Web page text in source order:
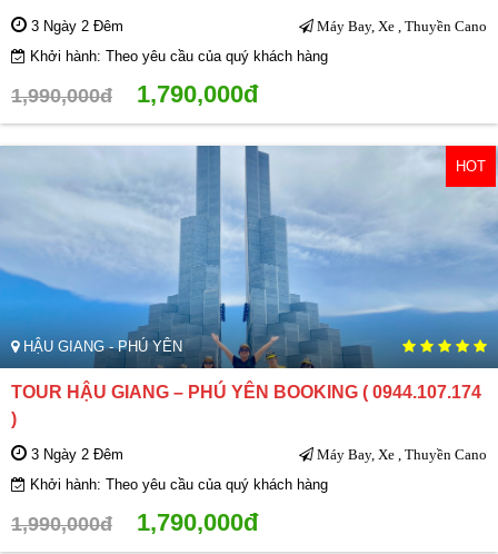
3 Ngày 2 Đêm Máy Bay, Xe , Thuyền Cano
Khởi hành: Theo yêu cầu của quý khách hàng
1,990,000đ 1,790,000đ
HOT
HẬU GIANG - PHÚ YÊN
TOUR HẬU GIANG – PHÚ YÊN BOOKING ( 0944.107.174
)
3 Ngày 2 Đêm Máy Bay, Xe , Thuyền Cano
Khởi hành: Theo yêu cầu của quý khách hàng
1,990,000đ 1,790,000đ